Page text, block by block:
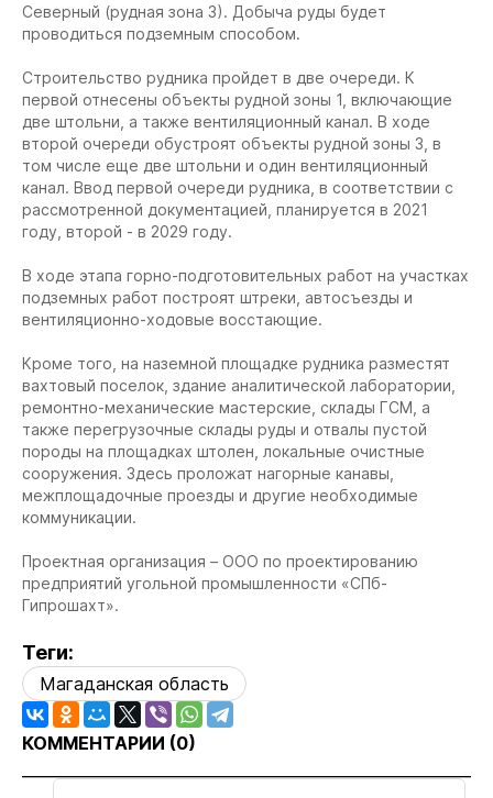
Северный (рудная зона 3). Добыча руды будет
проводиться подземным способом.
Строительство рудника пройдет в две очереди. К
первой отнесены объекты рудной зоны 1, включающие
две штольни, а также вентиляционный канал. В ходе
второй очереди обустроят объекты рудной зоны 3, в
том числе еще две штольни и один вентиляционный
канал. Ввод первой очереди рудника, в соответствии с
рассмотренной документацией, планируется в 2021
году, второй - в 2029 году.
В ходе этапа горно-подготовительных работ на участках
подземных работ построят штреки, автосъезды и
вентиляционно-ходовые восстающие.
Кроме того, на наземной площадке рудника разместят
вахтовый поселок, здание аналитической лаборатории,
ремонтно-механические мастерские, склады ГСМ, а
также перегрузочные склады руды и отвалы пустой
породы на площадках штолен, локальные очистные
сооружения. Здесь проложат нагорные канавы,
межплощадочные проезды и другие необходимые
коммуникации.
Проектная организация – ООО по проектированию
предприятий угольной промышленности «СПб-
Гипрошахт».
Теги:
Магаданская область
КОММЕНТАРИИ (0)